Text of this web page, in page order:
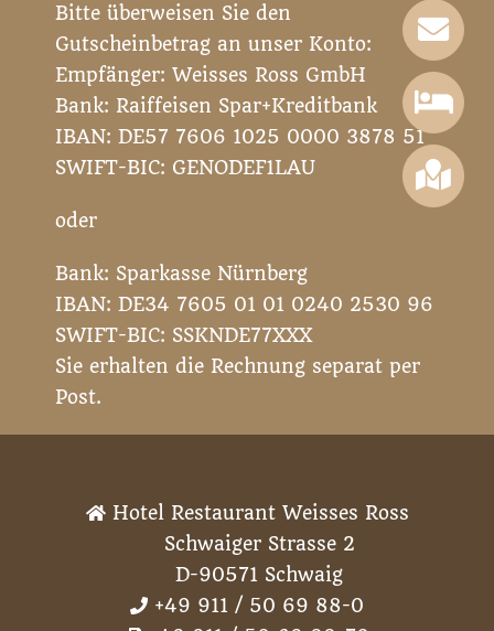
Bitte überweisen Sie den
Gutscheinbetrag an unser Konto:
Empfänger: Weisses Ross GmbH
Bank: Raiffeisen Spar+Kreditbank
IBAN: DE57 7606 1025 0000 3878 51
SWIFT-BIC: GENODEF1LAU
oder
Bank: Sparkasse Nürnberg
IBAN: DE34 7605 01 01 0240 2530 96
SWIFT-BIC: SSKNDE77XXX
Sie erhalten die Rechnung separat per
Post.
Hotel Restaurant Weisses Ross
Schwaiger Strasse 2
D-90571 Schwaig
+49 911 / 50 69 88-0